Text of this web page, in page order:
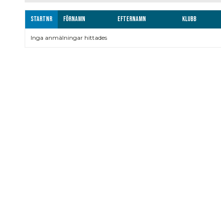
Startnr Förnamn Efternamn Klubb
Inga anmälningar hittades